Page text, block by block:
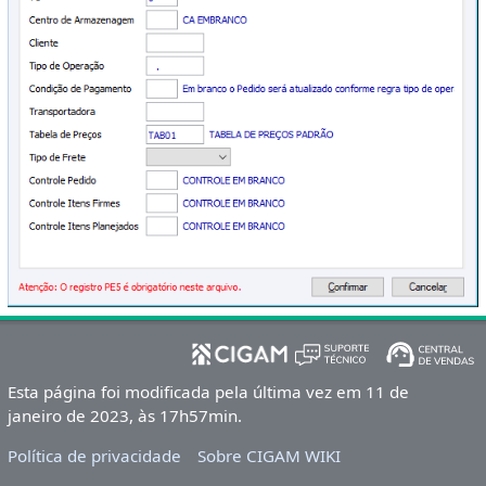
Esta página foi modificada pela última vez em 11 de
janeiro de 2023, às 17h57min.
Política de privacidade
Sobre CIGAM WIKI